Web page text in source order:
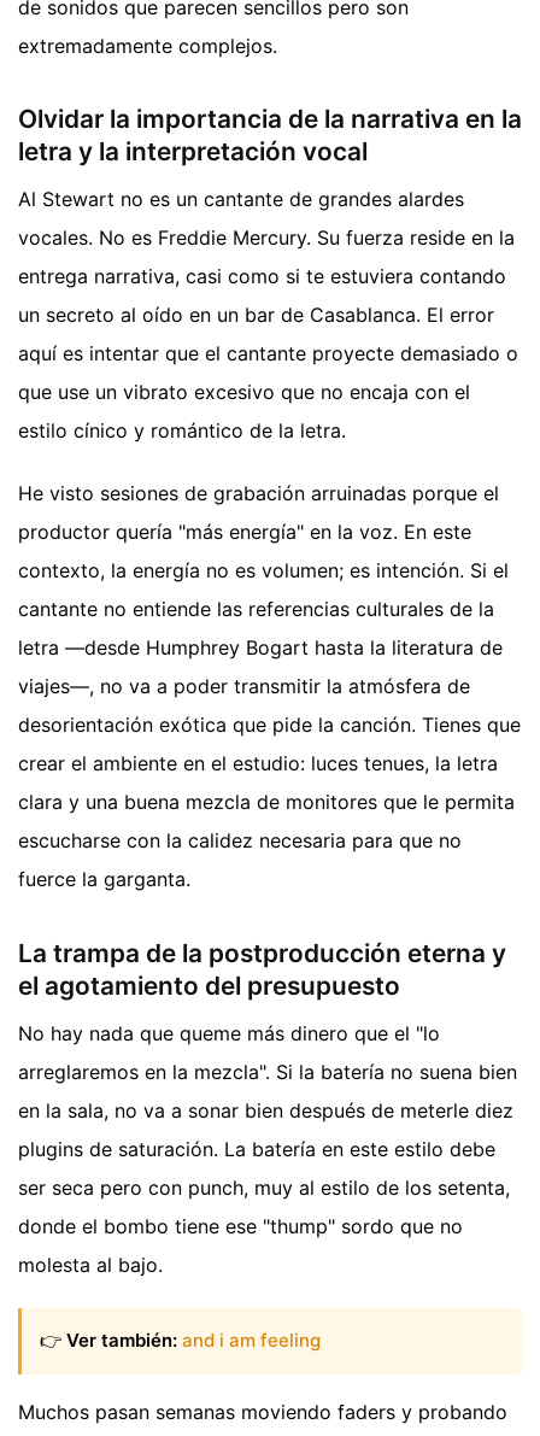
de sonidos que parecen sencillos pero son
extremadamente complejos.
Olvidar la importancia de la narrativa en la
letra y la interpretación vocal
Al Stewart no es un cantante de grandes alardes
vocales. No es Freddie Mercury. Su fuerza reside en la
entrega narrativa, casi como si te estuviera contando
un secreto al oído en un bar de Casablanca. El error
aquí es intentar que el cantante proyecte demasiado o
que use un vibrato excesivo que no encaja con el
estilo cínico y romántico de la letra.
He visto sesiones de grabación arruinadas porque el
productor quería "más energía" en la voz. En este
contexto, la energía no es volumen; es intención. Si el
cantante no entiende las referencias culturales de la
letra —desde Humphrey Bogart hasta la literatura de
viajes—, no va a poder transmitir la atmósfera de
desorientación exótica que pide la canción. Tienes que
crear el ambiente en el estudio: luces tenues, la letra
clara y una buena mezcla de monitores que le permita
escucharse con la calidez necesaria para que no
fuerce la garganta.
La trampa de la postproducción eterna y
el agotamiento del presupuesto
No hay nada que queme más dinero que el "lo
arreglaremos en la mezcla". Si la batería no suena bien
en la sala, no va a sonar bien después de meterle diez
plugins de saturación. La batería en este estilo debe
ser seca pero con punch, muy al estilo de los setenta,
donde el bombo tiene ese "thump" sordo que no
molesta al bajo.
👉 Ver también: and i am feeling
Muchos pasan semanas moviendo faders y probando